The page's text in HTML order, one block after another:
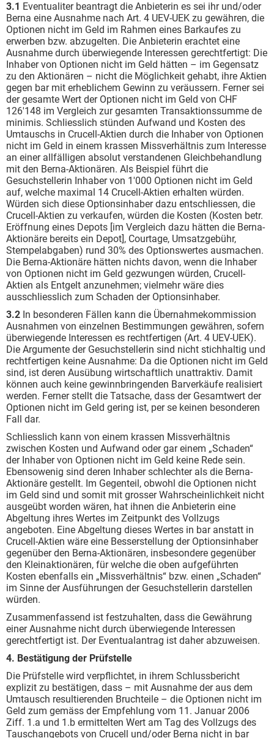
3.1 Eventualiter beantragt die Anbieterin es sei ihr und/oder
Berna eine Ausnahme nach Art. 4 UEV-UEK zu gewähren, die
Optionen nicht im Geld im Rahmen eines Barkaufes zu
erwerben bzw. abzugelten. Die Anbieterin erachtet eine
Ausnahme durch überwiegende Interessen gerechtfertigt: Die
Inhaber von Optionen nicht im Geld hätten – im Gegensatz
zu den Aktionären – nicht die Möglichkeit gehabt, ihre Aktien
gegen bar mit erheblichem Gewinn zu veräussern. Ferner sei
der gesamte Wert der Optionen nicht im Geld von CHF
126'148 im Vergleich zur gesamten Transaktionssumme de
minimis. Schliesslich stünden Aufwand und Kosten des
Umtauschs in Crucell-Aktien durch die Inhaber von Optionen
nicht im Geld in einem krassen Missverhältnis zum Interesse
an einer allfälligen absolut verstandenen Gleichbehandlung
mit den Berna-Aktionären. Als Beispiel führt die
Gesuchstellerin Inhaber von 1'000 Optionen nicht im Geld
auf, welche maximal 14 Crucell-Aktien erhalten würden.
Würden sich diese Optionsinhaber dazu entschliessen, die
Crucell-Aktien zu verkaufen, würden die Kosten (Kosten betr.
Eröffnung eines Depots [im Vergleich dazu hätten die Berna-
Aktionäre bereits ein Depot], Courtage, Umsatzgebühr,
Stempelabgaben) rund 30% des Optionswertes ausmachen.
Die Berna-Aktionäre hätten nichts davon, wenn die Inhaber
von Optionen nicht im Geld gezwungen würden, Crucell-
Aktien als Entgelt anzunehmen; vielmehr wäre dies
ausschliesslich zum Schaden der Optionsinhaber.
3.2 In besonderen Fällen kann die Übernahmekommission
Ausnahmen von einzelnen Bestimmungen gewähren, sofern
überwiegende Interessen es rechtfertigen (Art. 4 UEV-UEK).
Die Argumente der Gesuchstellerin sind nicht stichhaltig und
rechtfertigen keine Ausnahme: Da die Optionen nicht im Geld
sind, ist deren Ausübung wirtschaftlich unattraktiv. Damit
können auch keine gewinnbringenden Barverkäufe realisiert
werden. Ferner stellt die Tatsache, dass der Gesamtwert der
Optionen nicht im Geld gering ist, per se keinen besonderen
Fall dar.
Schliesslich kann von einem krassen Missverhältnis
zwischen Kosten und Aufwand oder gar einem „Schaden“
der Inhaber von Optionen nicht im Geld keine Rede sein.
Ebensowenig sind deren Inhaber schlechter als die Berna-
Aktionäre gestellt. Im Gegenteil, obwohl die Optionen nicht
im Geld sind und somit mit grosser Wahrscheinlichkeit nicht
ausgeübt worden wären, hat ihnen die Anbieterin eine
Abgeltung ihres Wertes im Zeitpunkt des Vollzugs
angeboten. Eine Abgeltung dieses Wertes in bar anstatt in
Crucell-Aktien wäre eine Besserstellung der Optionsinhaber
gegenüber den Berna-Aktionären, insbesondere gegenüber
den Kleinaktionären, für welche die oben aufgeführten
Kosten ebenfalls ein „Missverhältnis“ bzw. einen „Schaden“
im Sinne der Ausführungen der Gesuchstellerin darstellen
würden.
Zusammenfassend ist festzuhalten, dass die Gewährung
einer Ausnahme nicht durch überwiegende Interessen
gerechtfertigt ist. Der Eventualantrag ist daher abzuweisen.
4. Bestätigung der Prüfstelle
Die Prüfstelle wird verpflichtet, in ihrem Schlussbericht
explizit zu bestätigen, dass – mit Ausnahme der aus dem
Umtausch resultierenden Bruchteile – die Optionen nicht im
Geld zum gemäss der Empfehlung vom 11. Januar 2006
Ziff. 1.a und 1.b ermittelten Wert am Tag des Vollzugs des
Tauschangebots von Crucell und/oder Berna nicht in bar